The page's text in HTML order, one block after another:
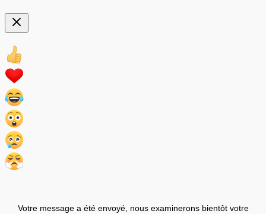
Votre message a été envoyé, nous examinerons bientôt votre